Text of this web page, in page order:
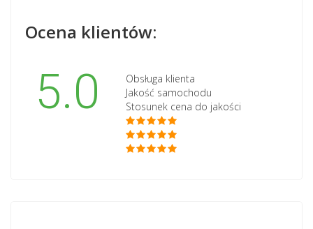
Ocena klientów:
5.0
Obsługa klienta
Jakość samochodu
Stosunek cena do jakości